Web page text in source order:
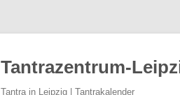
Tantrazentrum-
Tantra in Leipzig | Tantrakalender